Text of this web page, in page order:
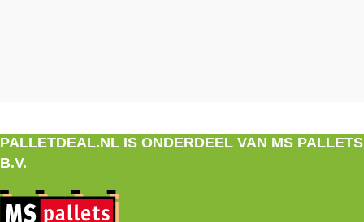
PALLETDEAL.NL IS ONDERDEEL VAN MS PALLETS
B.V.